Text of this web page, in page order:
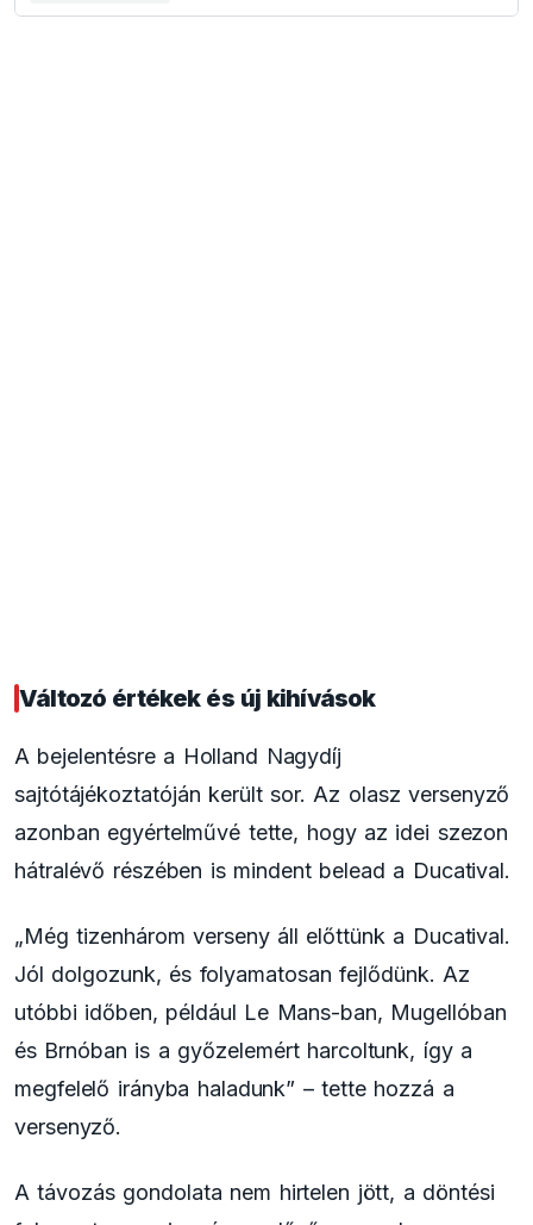
Változó értékek és új kihívások
A bejelentésre a Holland Nagydíj
sajtótájékoztatóján került sor. Az olasz versenyző
azonban egyértelművé tette, hogy az idei szezon
hátralévő részében is mindent belead a Ducatival.
„Még tizenhárom verseny áll előttünk a Ducatival.
Jól dolgozunk, és folyamatosan fejlődünk. Az
utóbbi időben, például Le Mans-ban, Mugellóban
és Brnóban is a győzelemért harcoltunk, így a
megfelelő irányba haladunk” – tette hozzá a
versenyző.
A távozás gondolata nem hirtelen jött, a döntési